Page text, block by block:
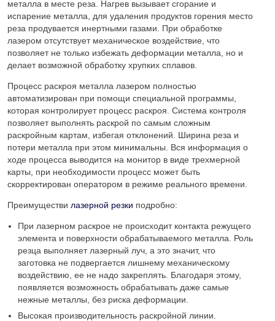
металла в месте реза. Нагрев вызывает сгорание и
испарение металла, для удаления продуктов горения место
реза продувается инертными газами. При обработке
лазером отсутствует механическое воздействие, что
позволяет не только избежать деформации металла, но и
делает возможной обработку хрупких сплавов.
Процесс раскроя металла лазером полностью
автоматизирован при помощи специальной программы,
которая контролирует процесс раскроя. Система контроля
позволяет выполнять раскрой по самым сложным
раскройным картам, избегая отклонений. Ширина реза и
потери металла при этом минимальны. Вся информация о
ходе процесса выводится на монитор в виде трехмерной
карты, при необходимости процесс может быть
скорректирован оператором в режиме реального времени.
Преимуществи лазерной резки подробно:
При лазерном раскрое не происходит контакта режущего
элемента и поверхности обрабатываемого металла. Роль
резца выполняет лазерный луч, а это значит, что
заготовка не подвергается лишнему механическому
воздействию, ее не надо закреплять. Благодаря этому,
появляется возможность обрабатывать даже самые
нежные металлы, без риска деформации.
Высокая производительность раскройной линии.